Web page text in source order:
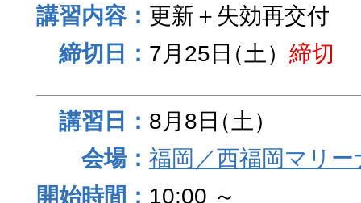
更新＋失効再交付
7月25日（土） 締切
8月8日（土）
福岡／西福岡マリ
10:00 ～